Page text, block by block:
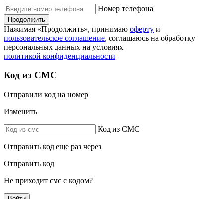
Номер телефона
Продолжить
Нажимая «Продолжить», принимаю оферту и
пользовательское соглашение, соглашаюсь на обработку
персональных данных на условиях
политикой конфиденциальности
Код из СМС
Отправили код на номер
Изменить
Код из СМС
Отправить код еще раз через
Отправить код
Не приходит смс с кодом?